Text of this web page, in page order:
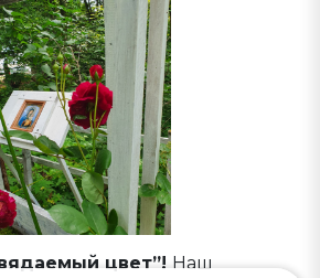
цвет”! Наш